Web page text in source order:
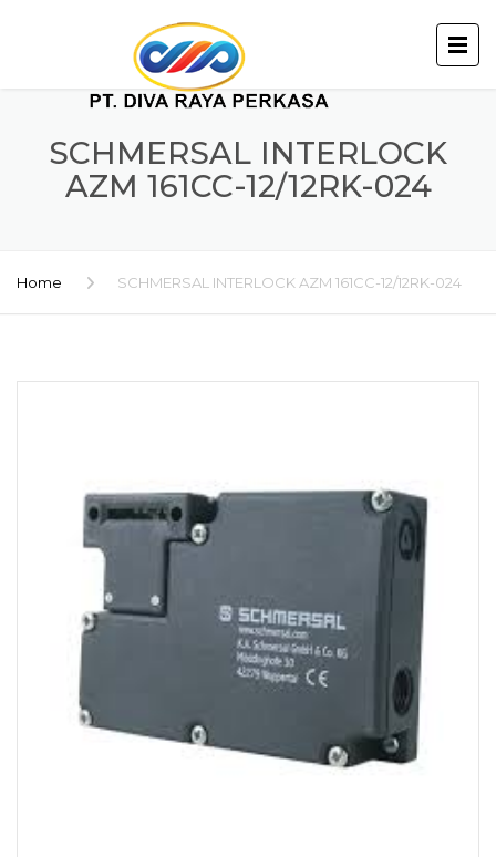
SCHMERSAL INTERLOCK
AZM 161CC-12/12RK-024
Home SCHMERSAL INTERLOCK AZM 161CC-12/12RK-024